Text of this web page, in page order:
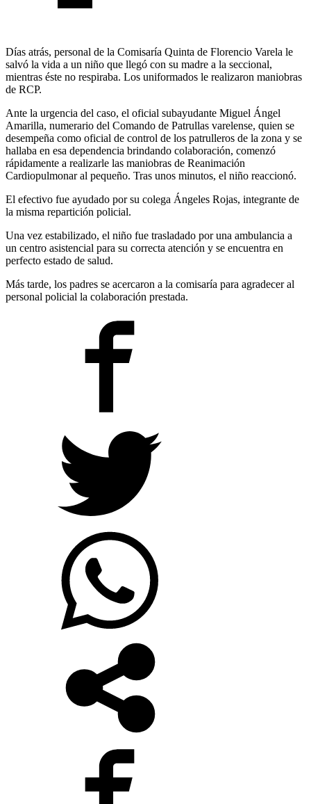
Días atrás, personal de la Comisaría Quinta de Florencio Varela le
salvó la vida a un niño que llegó con su madre a la seccional,
mientras éste no respiraba. Los uniformados le realizaron maniobras
de RCP.
Ante la urgencia del caso, el oficial subayudante Miguel Ángel
Amarilla, numerario del Comando de Patrullas varelense, quien se
desempeña como oficial de control de los patrulleros de la zona y se
hallaba en esa dependencia brindando colaboración, comenzó
rápidamente a realizarle las maniobras de Reanimación
Cardiopulmonar al pequeño. Tras unos minutos, el niño reaccionó.
El efectivo fue ayudado por su colega Ángeles Rojas, integrante de
la misma repartición policial.
Una vez estabilizado, el niño fue trasladado por una ambulancia a
un centro asistencial para su correcta atención y se encuentra en
perfecto estado de salud.
Más tarde, los padres se acercaron a la comisaría para agradecer al
personal policial la colaboración prestada.